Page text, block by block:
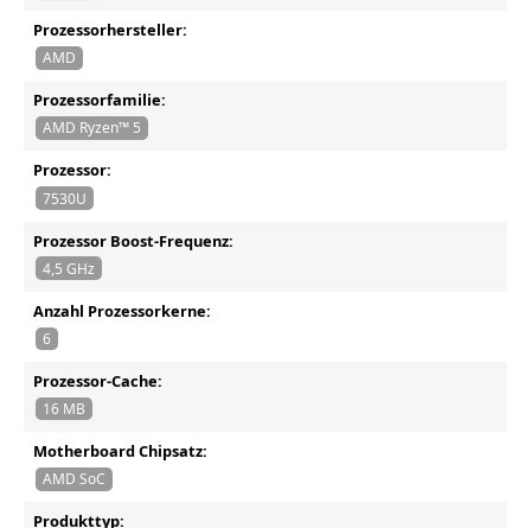
Prozessorhersteller:
AMD
Prozessorfamilie:
AMD Ryzen™ 5
Prozessor:
7530U
Prozessor Boost-Frequenz:
4,5 GHz
Anzahl Prozessorkerne:
6
Prozessor-Cache:
16 MB
Motherboard Chipsatz:
AMD SoC
Produkttyp: